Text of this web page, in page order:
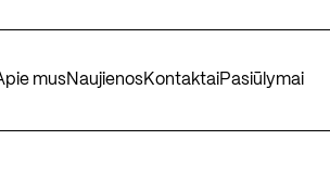
musNaujienosKontaktaiPasiūlymai